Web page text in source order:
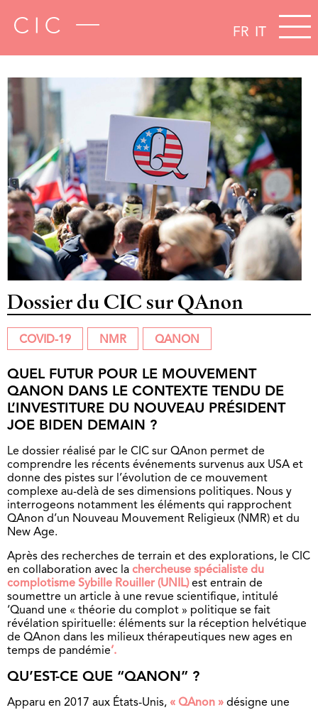
FR IT
Dossier du CIC sur QAnon
COVID-19 NMR QANON
QUEL FUTUR POUR LE MOUVEMENT
QANON DANS LE CONTEXTE TENDU DE
L’INVESTITURE DU NOUVEAU PRÉSIDENT
JOE BIDEN DEMAIN ?
Le dossier réalisé par le CIC sur QAnon permet de
comprendre les récents événements survenus aux USA et
donne des pistes sur l’évolution de ce mouvement
complexe au-delà de ses dimensions politiques. Nous y
interrogeons notamment les éléments qui rapprochent
QAnon d’un Nouveau Mouvement Religieux (NMR) et du
New Age.
Après des recherches de terrain et des explorations, le CIC
en collaboration avec la chercheuse spécialiste du
complotisme Sybille Rouiller (UNIL)est entrain de
soumettre un article à une revue scientifique, intitulé
‘Quand une « théorie du complot » politique se fait
révélation spirituelle: éléments sur la réception helvétique
de QAnon dans les milieux thérapeutiques new ages en
temps de pandémie’.
QU’EST-CE QUE “QANON” ?
Apparu en 2017 aux États-Unis, « QAnon » désigne une